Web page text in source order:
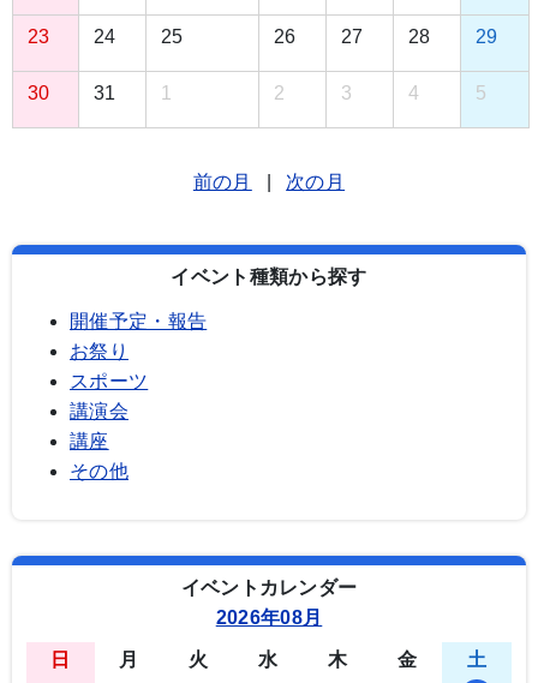
23 24 25 26 27 28 29
30 31 1 2 3 4 5
前の月 次の月
イベント種類から探す
開催予定・報告
お祭り
スポーツ
講演会
講座
その他
イベントカレンダー
2026年08月
日 月 火 水 木 金
土